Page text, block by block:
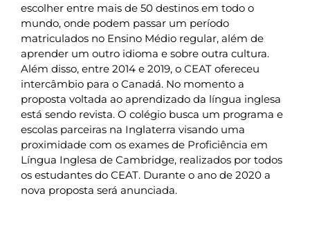
escolher entre mais de 50 destinos em todo o
mundo, onde podem passar um período
matriculados no Ensino Médio regular, além de
aprender um outro idioma e sobre outra cultura.
Além disso, entre 2014 e 2019, o CEAT ofereceu
intercâmbio para o Canadá. No momento a
proposta voltada ao aprendizado da língua inglesa
está sendo revista. O colégio busca um programa e
escolas parceiras na Inglaterra visando uma
proximidade com os exames de Proficiência em
Língua Inglesa de Cambridge, realizados por todos
os estudantes do CEAT. Durante o ano de 2020 a
nova proposta será anunciada.